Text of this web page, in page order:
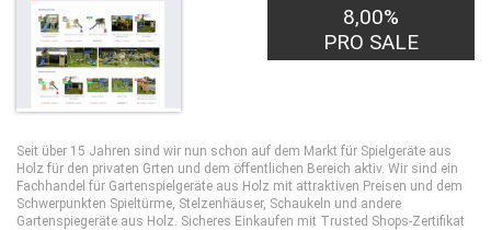
8,00%
PRO SALE
Seit über 15 Jahren sind wir nun schon auf dem Markt für Spielgeräte aus
Holz für den privaten Grten und dem öffentlichen Bereich aktiv. Wir sind ein
Fachhandel für Gartenspielgeräte aus Holz mit attraktiven Preisen und dem
Schwerpunkten Spieltürme, Stelzenhäuser, Schaukeln und andere
Gartenspiegeräte aus Holz. Sicheres Einkaufen mit Trusted Shops-Zertifikat